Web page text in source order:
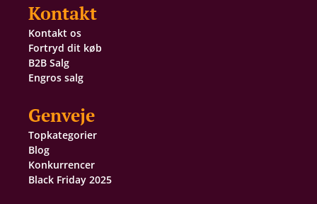
Kontakt
Kontakt os
Fortryd dit køb
B2B Salg
Engros salg
Genveje
Topkategorier
Blog
Konkurrencer
Black Friday 2025